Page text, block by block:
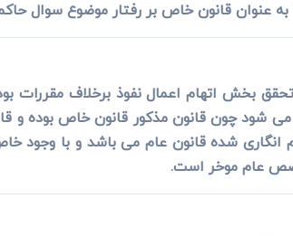
بخش اتهام اعمال نفوذ برخلاف مقررات
9/29 مجازات نامبرده تعیین می شود چون قانون مذکور
شده قانون عام می باشد و با وجود
عام موخر است.